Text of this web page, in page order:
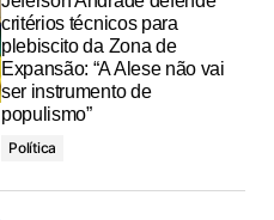
critérios técnicos para
plebiscito da Zona de
Expansão: “A Alese não vai
ser instrumento de
populismo”
Política